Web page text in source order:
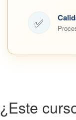
✅
¿Este